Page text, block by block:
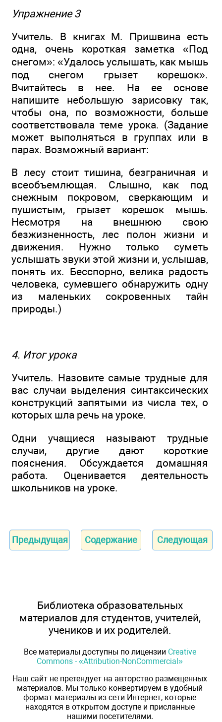
Упражнение 3
Учитель. В книгах М. Пришвина есть
одна, очень короткая заметка «Под
снегом»: «Удалось услышать, как мышь
под снегом грызет корешок».
Вчитайтесь в нее. На ее основе
напишите небольшую зарисовку так,
чтобы она, по возможности, больше
соответствовала теме урока. (Задание
может выполняться в группах или в
парах. Возможный вариант:
В лесу стоит тишина, безграничная и
всеобъемлющая. Слышно, как под
снежным покровом, сверкающим и
пушистым, грызет корешок мышь.
Несмотря на внешнюю свою
безжизненность, лес полон жизни и
движения. Нужно только суметь
услышать звуки этой жизни и, услышав,
понять их. Бесспорно, велика радость
человека, сумевшего обнаружить одну
из маленьких сокровенных тайн
природы.)
4. Итог урока
Учитель. Назовите самые трудные для
вас случаи выделения синтаксических
конструкций запятыми из числа тех, о
которых шла речь на уроке.
Одни учащиеся называют трудные
случаи, другие дают короткие
пояснения. Обсуждается домашняя
работа. Оценивается деятельность
школьников на уроке.
Предыдущая Содержание Следующая
Библиотека образовательных
материалов для студентов, учителей,
учеников и их родителей.
Все материалы доступны по лицензии Creative
Commons - «Attribution-NonCommercial»
Наш сайт не претендует на авторство размещенных
материалов. Мы только конвертируем в удобный
формат материалы из сети Интернет, которые
находятся в открытом доступе и присланные
нашими посетителями.